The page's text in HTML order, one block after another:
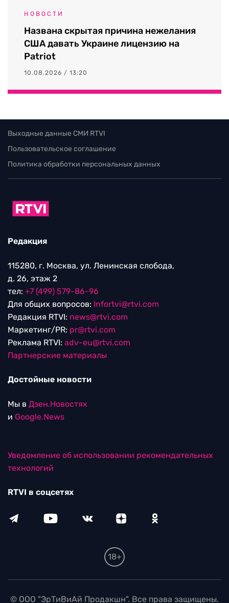
НОВОСТИ
Названа скрытая причина нежелания
США давать Украине лицензию на
Patriot
10.08.2026 / 13:20
Выходные данные СМИ RTVI
Пользовательское соглашение
Политика обработки персональных данных
Редакция
115280, г. Москва, ул. Ленинская слобода,
д. 26, этаж 2
тел: +7 (499) 579-86-96
Для общих вопросов: Infortvi@rtvi.com
Редакция RTVI: news@rtvi.com
Маркетинг/PR: pr@rtvi.com
Реклама RTVI: adv-eu@rtvi.com
Партнерские материалы
Достойные новости
Мы в Дзен.Новостях
и Google.News
Уведомление об использовании рекомендательных
технологий
RTVI в соцсетях
18+
© ООО "ЭрТиВиАй Продакшн". Все права защищены.